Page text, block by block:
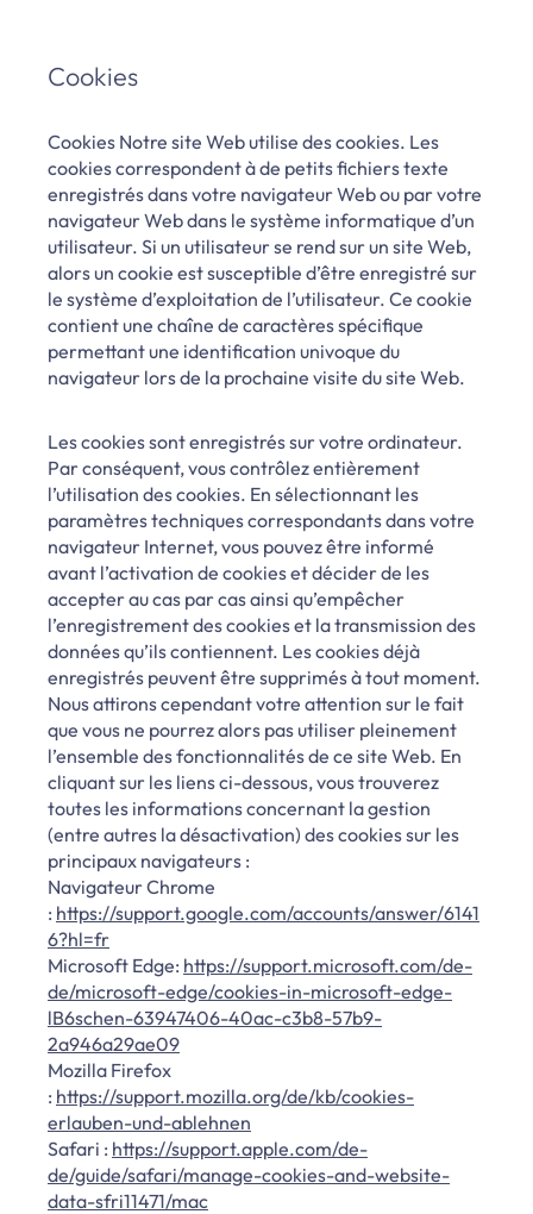
Cookies
Cookies Notre site Web utilise des cookies. Les
cookies correspondent à de petits fichiers texte
enregistrés dans votre navigateur Web ou par votre
navigateur Web dans le système informatique d’un
utilisateur. Si un utilisateur se rend sur un site Web,
alors un cookie est susceptible d’être enregistré sur
le système d’exploitation de l’utilisateur. Ce cookie
contient une chaîne de caractères spécifique
permettant une identification univoque du
navigateur lors de la prochaine visite du site Web.
Les cookies sont enregistrés sur votre ordinateur.
Par conséquent, vous contrôlez entièrement
l’utilisation des cookies. En sélectionnant les
paramètres techniques correspondants dans votre
navigateur Internet, vous pouvez être informé
avant l’activation de cookies et décider de les
accepter au cas par cas ainsi qu’empêcher
l’enregistrement des cookies et la transmission des
données qu’ils contiennent. Les cookies déjà
enregistrés peuvent être supprimés à tout moment.
Nous attirons cependant votre attention sur le fait
que vous ne pourrez alors pas utiliser pleinement
l’ensemble des fonctionnalités de ce site Web. En
cliquant sur les liens ci-dessous, vous trouverez
toutes les informations concernant la gestion
(entre autres la désactivation) des cookies sur les
principaux navigateurs :
Navigateur Chrome
: https://support.google.com/accounts/answer/6141
6?hl=fr
Microsoft Edge: https://support.microsoft.com/de-
de/microsoft-edge/cookies-in-microsoft-edge-
lB6schen-63947406-40ac-c3b8-57b9-
2a946a29ae09
Mozilla Firefox
: https://support.mozilla.org/de/kb/cookies-
erlauben-und-ablehnen
Safari : https://support.apple.com/de-
de/guide/safari/manage-cookies-and-website-
data-sfri11471/mac